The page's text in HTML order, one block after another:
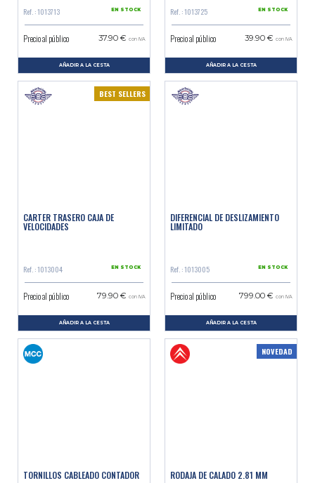
Ref. : 1013713 EN STOCK
Precio al público 37.90 € con IVA
AÑADIR A LA CESTA
Ref. : 1013725 EN STOCK
Precio al público 39.90 € con IVA
AÑADIR A LA CESTA
BEST SELLERS
CARTER TRASERO CAJA DE
VELOCIDADES
Ref. : 1013004 EN STOCK
Precio al público 79.90 € con IVA
AÑADIR A LA CESTA
DIFERENCIAL DE DESLIZAMIENTO
LIMITADO
Ref. : 1013005 EN STOCK
Precio al público 799.00 € con IVA
AÑADIR A LA CESTA
TORNILLOS CABLEADO CONTADOR
NOVEDAD
RODAJA DE CALADO 2.81 MM